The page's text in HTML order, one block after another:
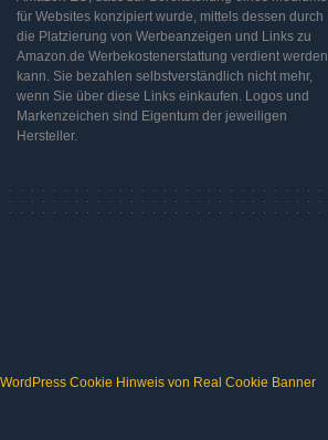
für Websites konzipiert wurde, mittels dessen durch
die Platzierung von Werbeanzeigen und Links zu
Amazon.de Werbekostenerstattung verdient werden
kann. Sie bezahlen selbstverständlich nicht mehr,
wenn Sie über diese Links einkaufen. Logos und
Markenzeichen sind Eigentum der jeweiligen
Hersteller.
WordPress Cookie Hinweis von Real Cookie Banner